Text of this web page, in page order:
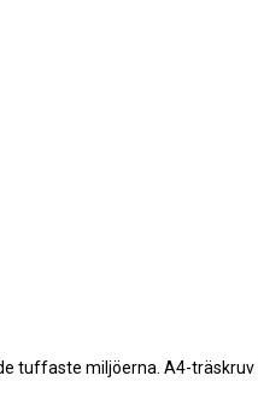
tuffaste miljöerna. A4-träskruv